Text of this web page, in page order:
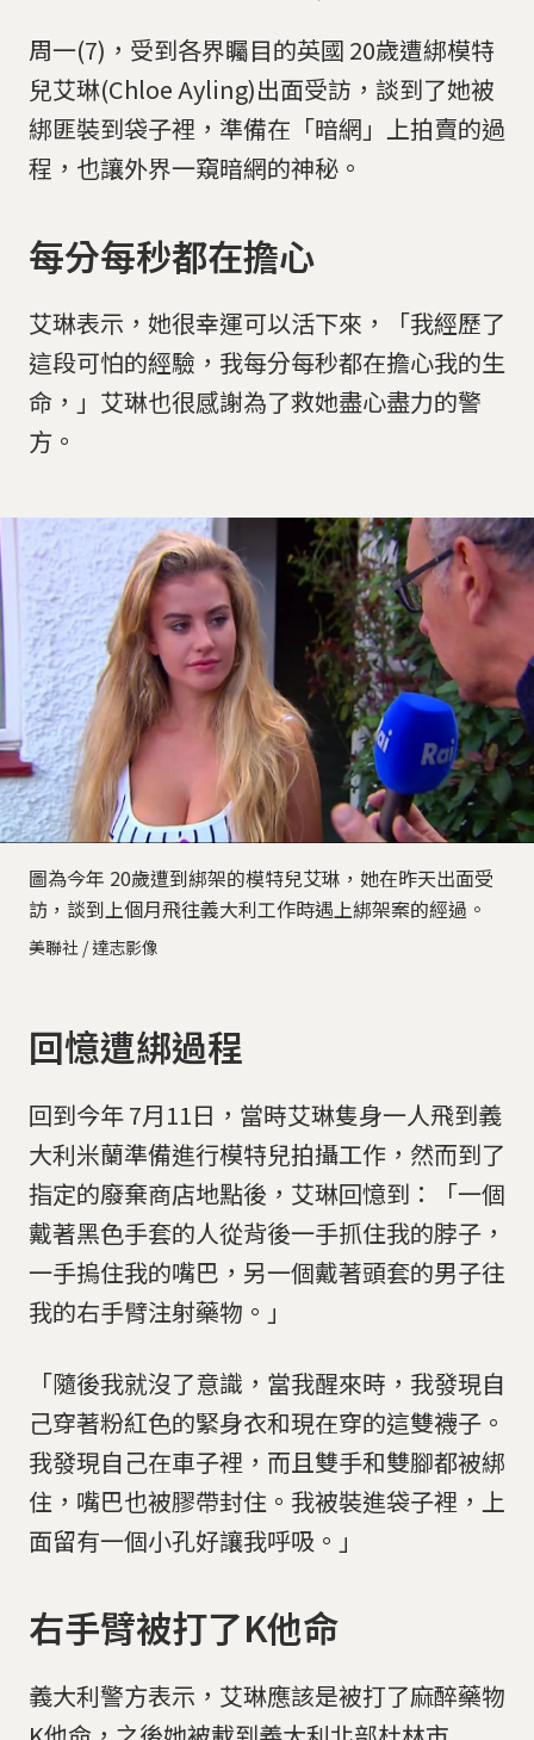
周一(7)，受到各界矚目的英國 20歲遭綁模特
兒艾琳(Chloe Ayling)出面受訪，談到了她被
綁匪裝到袋子裡，準備在「暗網」上拍賣的過
程，也讓外界一窺暗網的神秘。
每分每秒都在擔心
艾琳表示，她很幸運可以活下來，「我經歷了
這段可怕的經驗，我每分每秒都在擔心我的生
命，」艾琳也很感謝為了救她盡心盡力的警
方。
圖為今年 20歲遭到綁架的模特兒艾琳，她在昨天出面受
訪，談到上個月飛往義大利工作時遇上綁架案的經過。
美聯社 / 達志影像
回憶遭綁過程
回到今年 7月11日，當時艾琳隻身一人飛到義
大利米蘭準備進行模特兒拍攝工作，然而到了
指定的廢棄商店地點後，艾琳回憶到：「一個
戴著黑色手套的人從背後一手抓住我的脖子，
一手摀住我的嘴巴，另一個戴著頭套的男子往
我的右手臂注射藥物。」
「隨後我就沒了意識，當我醒來時，我發現自
己穿著粉紅色的緊身衣和現在穿的這雙襪子。
我發現自己在車子裡，而且雙手和雙腳都被綁
住，嘴巴也被膠帶封住。我被裝進袋子裡，上
面留有一個小孔好讓我呼吸。」
右手臂被打了K他命
義大利警方表示，艾琳應該是被打了麻醉藥物